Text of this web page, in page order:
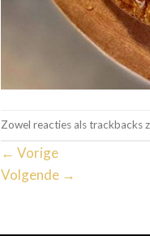
Zowel reacties als trackbacks
← Vorige
Volgende →